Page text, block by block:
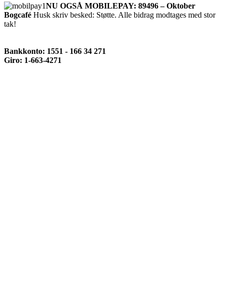
NU OGSÅ MOBILEPAY: 89496 – Oktober
Bogcafé Husk skriv besked: Støtte. Alle bidrag modtages med stor
tak!
Bankkonto: 1551 - 166 34 271
Giro: 1-663-4271